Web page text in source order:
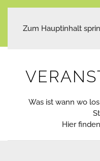
Zum Hauptinhalt
Was ist wann wo
Hier